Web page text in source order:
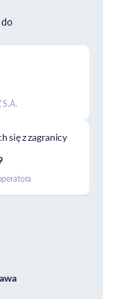
do
S.A.
się z zagranicy